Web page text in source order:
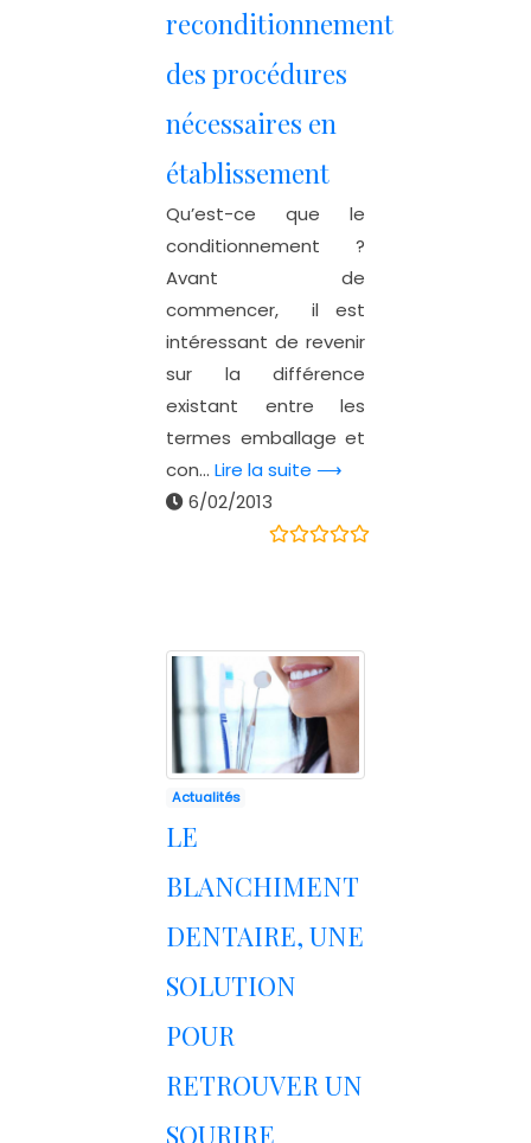
reconditionnement
des procédures
nécessaires en
établissement
Qu’est-ce que le
conditionnement ?
Avant de
commencer, il est
intéressant de revenir
sur la différence
existant entre les
termes emballage et
con... Lire la suite ⟶
6/02/2013
Actualités
LE
BLANCHIMENT
DENTAIRE, UNE
SOLUTION
POUR
RETROUVER UN
SOURIRE